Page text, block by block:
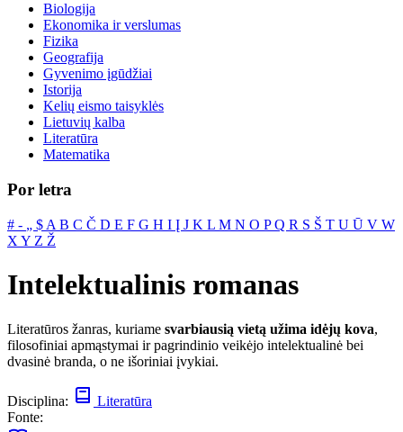
Biologija
Ekonomika ir verslumas
Fizika
Geografija
Gyvenimo įgūdžiai
Istorija
Kelių eismo taisyklės
Lietuvių kalba
Literatūra
Matematika
Por letra
# ‐ „ $ A B C Č D E F G H I Į J K L M N O PQ R S Š T U Ū V W
X Y Z Ž
Intelektualinis romanas
Literatūros žanras, kuriame svarbiausią vietą užima idėjų kova,
filosofiniai apmąstymai ir pagrindinio veikėjo intelektualinė bei
dvasinė branda, o ne išoriniai įvykiai.
Disciplina:
Literatūra
Fonte: